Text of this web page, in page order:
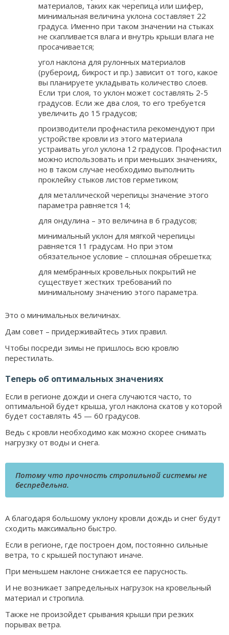
материалов, таких как черепица или шифер,
минимальная величина уклона составляет 22
градуса. Именно при таком значении на стыках
не скапливается влага и внутрь крыши влага не
просачивается;
угол наклона для рулонных материалов
(рубероид, бикрост и пр.) зависит от того, какое
вы планируете укладывать количество слоев.
Если три слоя, то уклон может составлять 2-5
градусов. Если же два слоя, то его требуется
увеличить до 15 градусов;
производители профнастила рекомендуют при
устройстве кровли из этого материала
устраивать угол уклона 12 градусов. Профнастил
можно использовать и при меньших значениях,
но в таком случае необходимо выполнить
проклейку стыков листов герметиком;
для металлической черепицы значение этого
параметра равняется 14;
для ондулина – это величина в 6 градусов;
минимальный уклон для мягкой черепицы
равняется 11 градусам. Но при этом
обязательное условие – сплошная обрешетка;
для мембранных кровельных покрытий не
существует жестких требований по
минимальному значению этого параметра.
Это о минимальных величинах.
Дам совет – придерживайтесь этих правил.
Чтобы посреди зимы не пришлось всю кровлю
перестилать.
Теперь об оптимальных значениях
Если в регионе дожди и снега случаются часто, то
оптимальной будет крыша, угол наклона скатов у которой
будет составлять 45 — 60 градусов.
Ведь с кровли необходимо как можно скорее снимать
нагрузку от воды и снега.
Потому что прочность стропильной системы не
беспредельна.
А благодаря большому уклону кровли дождь и снег будут
сходить максимально быстро.
Если в регионе, где построен дом, постоянно сильные
ветра, то с крышей поступают иначе.
При меньшем наклоне снижается ее парусность.
И не возникает запредельных нагрузок на кровельный
материал и стропила.
Также не произойдет срывания крыши при резких
порывах ветра.